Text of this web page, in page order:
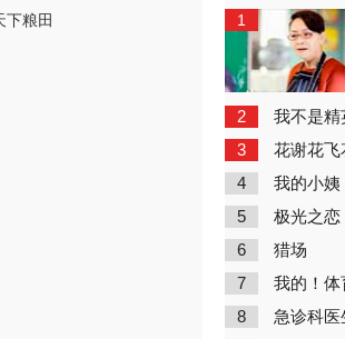
下粮田 1
2 我不是精
3 花谢花飞
4 我的小姨
5 极光之恋
6 猎场
7 我的！体
8 急诊科医